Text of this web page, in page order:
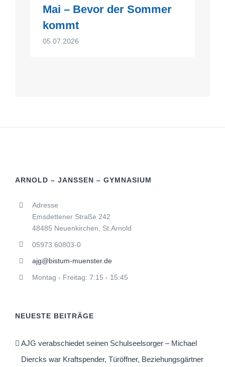
Mai – Bevor der Sommer
kommt
05.07.2026
ARNOLD – JANSSEN – GYMNASIUM
Adresse
Emsdettener Straße 242
48485 Neuenkirchen, St.Arnold
05973 60803-0
ajg@bistum-muenster.de
Montag - Freitag: 7:15 - 15:45
NEUESTE BEITRÄGE
AJG verabschiedet seinen Schulseelsorger – Michael
Diercks war Kraftspender, Türöffner, Beziehungsgärtner